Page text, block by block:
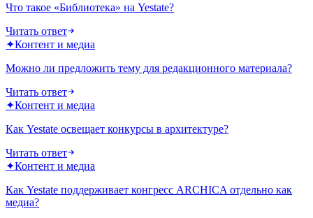
Что такое «Библиотека» на Yestate?
Читать ответ
✦Контент и медиа
Можно ли предложить тему для редакционного материала?
Читать ответ
✦Контент и медиа
Как Yestate освещает конкурсы в архитектуре?
Читать ответ
✦Контент и медиа
Как Yestate поддерживает конгресс ARCHICA отдельно как
медиа?